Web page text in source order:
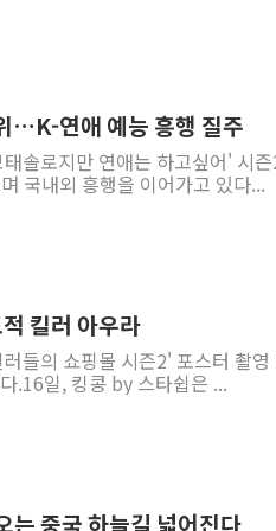
…K-연애 예능 흥행 질주
솔로지만 연애는 하고싶어' 시
국내외 흥행을 이어가고 있다...
킬러 아우라
들의 쇼핑몰 시즌2' 포스터 촬영
.16일, 킹콩 by 스타쉽은 ...
중국 하늘길 넓어진다